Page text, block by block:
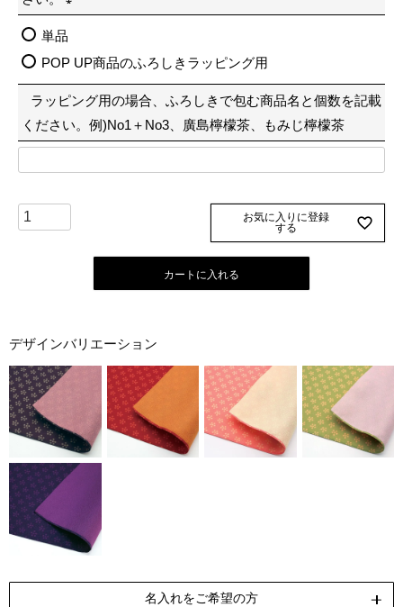
必
)
単品
POP UP商品のふろしきラッピング用
ラッピング用の場合、ふろしきで包む商品名と個数を記載
ください。例)No1＋No3、廣島檸檬茶、もみじ檸檬茶
お気に入りに登録
する
カートに入れる
デザインバリエーション
名入れをご希望の方